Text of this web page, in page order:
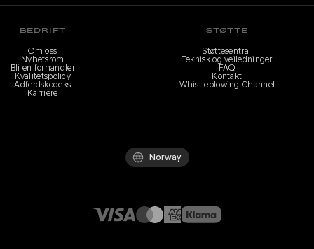
BEDRIFT
Om oss
Nyhetsrom
Bli en forhandler
Kvalitetspolicy
Adferdskodeks
Karriere
STØTTE
Støttesentral
Teknisk og veiledninger
FAQ
Kontakt
Whistleblowing Channel
Norway